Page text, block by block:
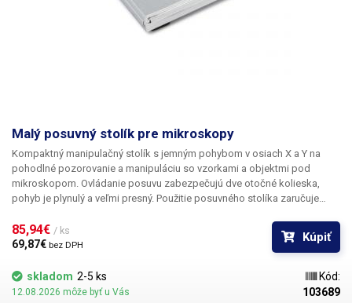
Malý posuvný stolík pre mikroskopy
Kompaktný manipulačný stolík s jemným pohybom v osiach X a Y na
pohodlné pozorovanie a manipuláciu so vzorkami a objektmi pod
mikroskopom. Ovládanie posuvu zabezpečujú dve otočné kolieska,
pohyb je plynulý a veľmi presný. Použitie posuvného stolíka zaručuje
mikroskopom v porovnaní s ručným posúvaním napríklad pinzetou
alebo inými nástrojmi, stolík je oveľa presnejší a umožňuje posúvanie v
plastovým podvozkom a je vybavený mäkkými penovými nožičkami,
ktoré absorbujú nárazy a vibrácie. Stôl nemá otvor na spodné osvetlenie
85,94€ / ks
69,87€ bez DPH
Kúpiť
skladom 2-5 ks
12.08.2026 môže byť u Vás
Kód:
103689